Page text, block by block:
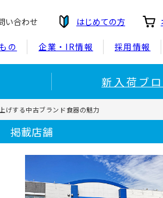
い合わせ はじめての方
の 企業・IR情報 採用情報
新入荷ブ
げする中古ブランド食器の魅力
掲載店舗